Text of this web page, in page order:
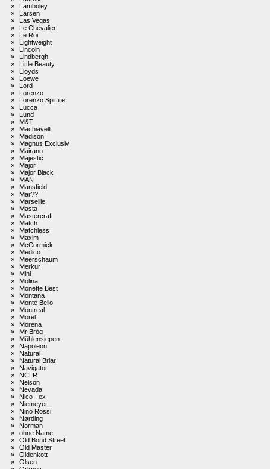
»
Lamboley
»
Larsen
»
Las Vegas
»
Le Chevalier
»
Le Roi
»
Lightweight
»
Lincoln
»
Lindbergh
»
Little Beauty
»
Lloyds
»
Loewe
»
Lord
»
Lorenzo
»
Lorenzo Spitfire
»
Lucca
»
Lund
»
M&T
»
Machiavelli
»
Madison
»
Magnus Exclusiv
»
Mairano
»
Majestic
»
Major
»
Major Black
»
MAN
»
Mansfield
»
Mar??
»
Marseille
»
Masta
»
Mastercraft
»
Match
»
Matchless
»
Maxim
»
McCormick
»
Medico
»
Meerschaum
»
Merkur
»
Mini
»
Molina
»
Monette Best
»
Montana
»
Monte Bello
»
Montreal
»
Morel
»
Morena
»
Mr Bróg
»
Mühlensiepen
»
Napoleon
»
Natural
»
Natural Briar
»
Navigator
»
NCLR
»
Nelson
»
Nevada
»
Nico - ex
»
Niemeyer
»
Nino Rossi
»
Nørding
»
Norman
»
ohne Name
»
Old Bond Street
»
Old Master
»
Oldenkott
»
Olsen